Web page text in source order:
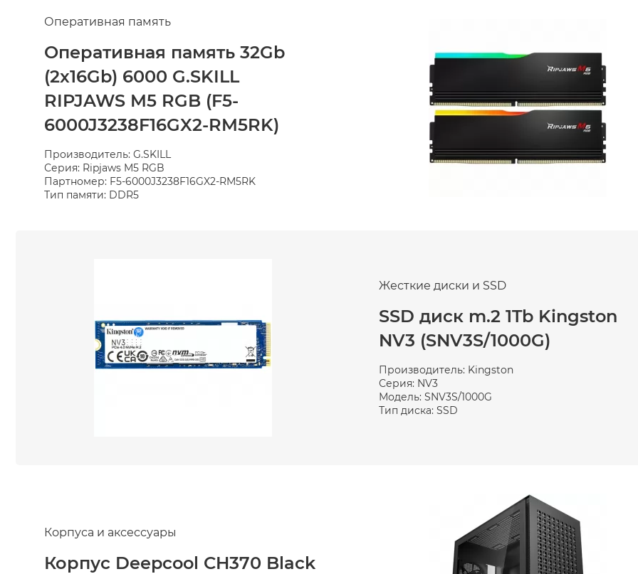
Оперативная память
Оперативная память 32Gb
(2x16Gb) 6000 G.SKILL
RIPJAWS M5 RGB (F5-
6000J3238F16GX2-RM5RK)
Производитель: G.SKILL
Серия: Ripjaws M5 RGB
Партномер: F5-6000J3238F16GX2-RM5RK
Тип памяти: DDR5
Жесткие диски и SSD
SSD диск m.2 1Tb Kingston
NV3 (SNV3S/1000G)
Производитель: Kingston
Серия: NV3
Модель: SNV3S/1000G
Тип диска: SSD
Корпуса и аксессуары
Корпус Deepcool CH370 Black